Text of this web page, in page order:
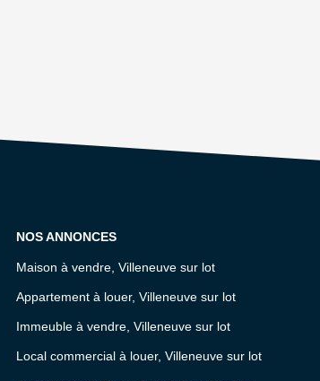
NOS ANNONCES
Maison à vendre, Villeneuve sur lot
Appartement à louer, Villeneuve sur lot
Immeuble à vendre, Villeneuve sur lot
Local commercial à louer, Villeneuve sur lot